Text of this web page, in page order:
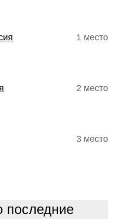
1 место
2 место
3 место
последние